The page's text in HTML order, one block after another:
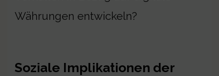
Währungen entwickeln?
Soziale Implikationen der